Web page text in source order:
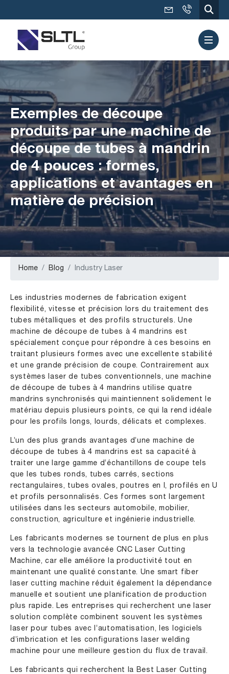
Exemples de découpe
produits par une machine de
découpe de tubes à mandrin
de 4 pouces : formes,
applications et avantages en
matière de précision
Home Blog Industry Laser
Les industries modernes de fabrication exigent
flexibilité, vitesse et précision lors du traitement des
tubes métalliques et des profils structurels. Une
machine de découpe de tubes à 4 mandrins est
spécialement conçue pour répondre à ces besoins en
traitant plusieurs formes avec une excellente stabilité
et une grande précision de coupe. Contrairement aux
systèmes laser de tubes conventionnels, une machine
de découpe de tubes à 4 mandrins utilise quatre
mandrins synchronisés qui maintiennent solidement le
matériau depuis plusieurs points, ce qui la rend idéale
pour les profils longs, lourds, délicats et complexes.
L’un des plus grands avantages d’une machine de
découpe de tubes à 4 mandrins est sa capacité à
traiter une large gamme d’échantillons de coupe tels
que les tubes ronds, tubes carrés, sections
rectangulaires, tubes ovales, poutres en I, profilés en U
et profils personnalisés. Ces formes sont largement
utilisées dans les secteurs automobile, mobilier,
construction, agriculture et ingénierie industrielle.
Les fabricants modernes se tournent de plus en plus
vers la technologie avancée CNC Laser Cutting
Machine, car elle améliore la productivité tout en
maintenant une qualité constante. Une smart fiber
laser cutting machine réduit également la dépendance
manuelle et soutient une planification de production
plus rapide. Les entreprises qui recherchent une laser
solution complète combinent souvent les systèmes
laser pour tubes avec l’automatisation, les logiciels
d’imbrication et les configurations laser welding
machine pour une meilleure gestion du flux de travail.
Les fabricants qui recherchent la Best Laser Cutting